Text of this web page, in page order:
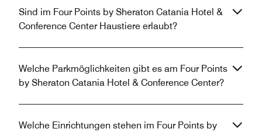
Sind im Four Points by Sheraton Catania Hotel &
Conference Center Haustiere erlaubt?
Welche Parkmöglichkeiten gibt es am Four Points
by Sheraton Catania Hotel & Conference Center?
Welche Einrichtungen stehen im Four Points by